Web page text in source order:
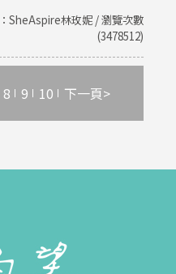
SheAspire林玫妮 / 瀏覽次數
(3478512)
8 9 10 下一頁>